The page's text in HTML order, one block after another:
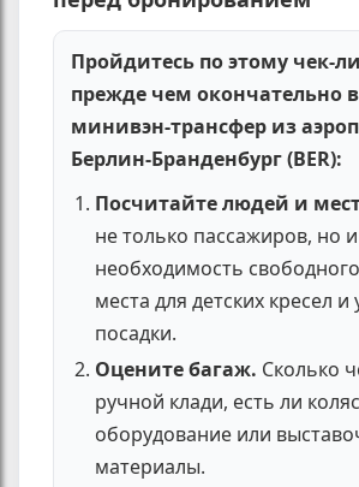
Пройдитесь по этому чек-
прежде чем окончательно
минивэн-трансфер из
Берлин-Бранденбург (BER):
Посчитайте людей и
не только пассажиров, но и
необходимость
места для детских кресел
посадки.
Оцените багаж. Сколько
ручной клади, есть ли
оборудование или
материалы.